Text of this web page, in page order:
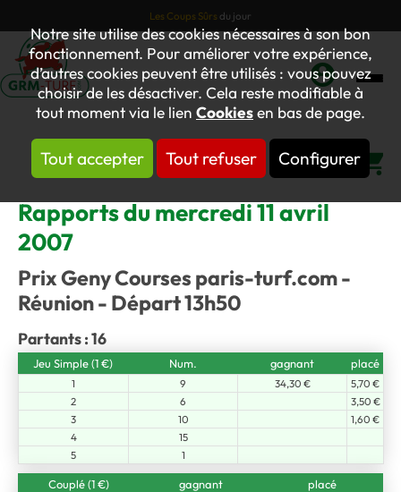
Notre site utilise des cookies nécessaires à son bon
fonctionnement. Pour améliorer votre expérience,
d’autres cookies peuvent être utilisés : vous pouvez
choisir de les désactiver. Cela reste modifiable à
tout moment via le lien Cookiesen bas de page.
Tout accepter Tout refuser Configurer
Les Coups Sûrs du jour
Mon
compte
Rapports du mercredi 11 avril
2007
Prix Geny Courses paris-turf.com -
Réunion - Départ 13h50
Partants : 16
Jeu Simple (1 €) Num. gagnant placé
1 9 34,30 €
5,70 €
2
6
3,50 €
3
10
1,60 €
4
15
5
1
Couplé (1 €) gagnant placé